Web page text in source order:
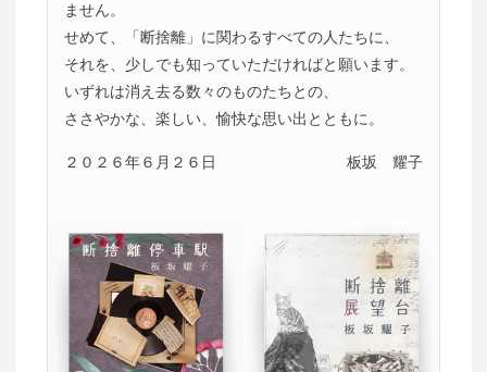
ません。
せめて、「断捨離」に関わるすべての人たちに、
それを、少しでも知っていただければと願います。
いずれは消え去る数々のものたちとの、
ささやかな、楽しい、愉快な思い出とともに。
２０２６年６月２６日 板坂 耀子